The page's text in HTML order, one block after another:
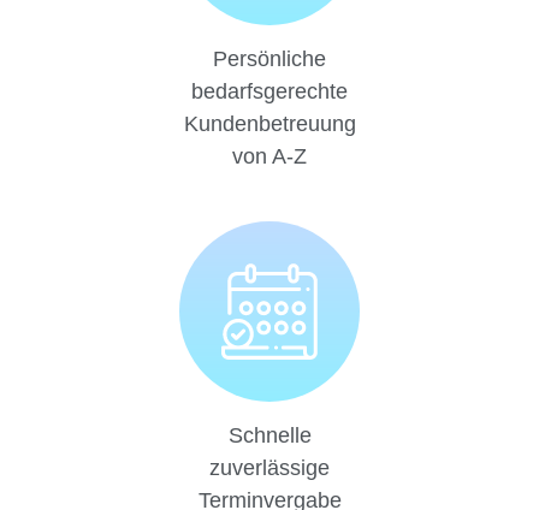
Persönliche
bedarfsgerechte
Kundenbetreuung
von A-Z
Schnelle
zuverlässige
Terminvergabe